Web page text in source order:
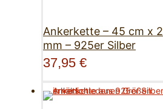
Ankerkette – 45 cm x 2
mm – 925er Silber
37,95 €